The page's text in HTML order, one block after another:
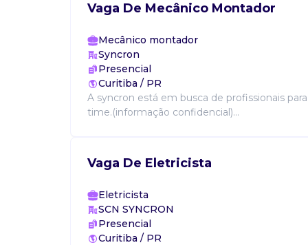
Vaga De Mecânico Montador
Mecânico montador
Syncron
Presencial
Curitiba / PR
A syncron está em busca de profissionais
time.(informação confidencial)...
Vaga De Eletricista
Eletricista
SCN SYNCRON
Presencial
Curitiba / PR